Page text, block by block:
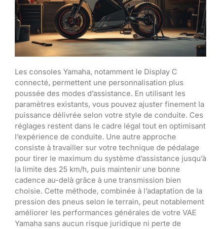
Les consoles Yamaha, notamment le Display C
connecté, permettent une personnalisation plus
poussée des modes d’assistance. En utilisant les
paramètres existants, vous pouvez ajuster finement la
puissance délivrée selon votre style de conduite. Ces
réglages restent dans le cadre légal tout en optimisant
l’expérience de conduite. Une autre approche
consiste à travailler sur votre technique de pédalage
pour tirer le maximum du système d’assistance jusqu’à
la limite des 25 km/h, puis maintenir une bonne
cadence au-delà grâce à une transmission bien
choisie. Cette méthode, combinée à l’adaptation de la
pression des pneus selon le terrain, peut notablement
améliorer les performances générales de votre VAE
Yamaha sans aucun risque juridique ni perte de